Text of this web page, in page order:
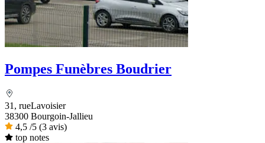
Pompes Funèbres Boudrier
31, rueLavoisier
38300 Bourgoin-Jallieu
4,5 /5 (3 avis)
top notes